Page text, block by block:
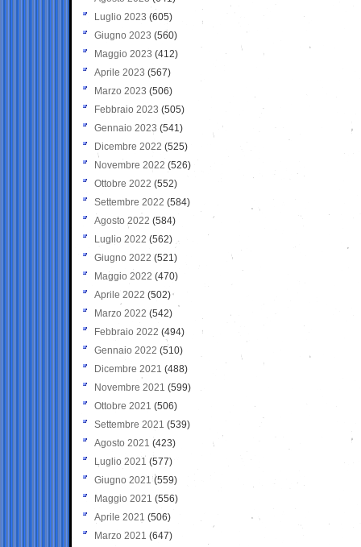
Luglio 2023 (605)
Giugno 2023 (560)
Maggio 2023 (412)
Aprile 2023 (567)
Marzo 2023 (506)
Febbraio 2023 (505)
Gennaio 2023 (541)
Dicembre 2022 (525)
Novembre 2022 (526)
Ottobre 2022 (552)
Settembre 2022 (584)
Agosto 2022 (584)
Luglio 2022 (562)
Giugno 2022 (521)
Maggio 2022 (470)
Aprile 2022 (502)
Marzo 2022 (542)
Febbraio 2022 (494)
Gennaio 2022 (510)
Dicembre 2021 (488)
Novembre 2021 (599)
Ottobre 2021 (506)
Settembre 2021 (539)
Agosto 2021 (423)
Luglio 2021 (577)
Giugno 2021(559)
Maggio 2021 (556)
Aprile 2021 (506)
Marzo 2021 (647)